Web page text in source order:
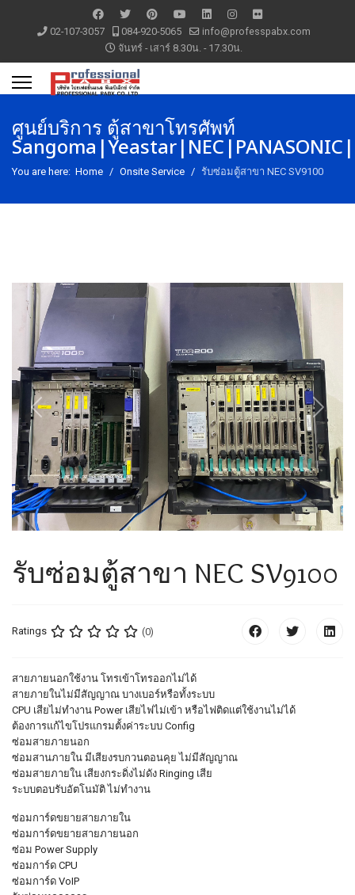
02-107-3057 084-920-5065
info@professpabx.com
จันทร์ - เสาร์ 8.30น. - 17.30น.
ศูนย์บริการ ตู้สาขาโทรศัพท์
You are here: Home Onsite Service รับซ่อมตู้สาขา NEC SV9100
Previous Next
รับซ่อมตู้สาขา NEC SV9100
Ratings (0)
สายภายนอกใช้งาน โทรเข้าโทรออกไม่ได้
สายภายในไม่มีสัญญาณ บางเบอร์หรือทั้งระบบ
CPU เสียไม่ทำงาน Power เสียไฟไม่เข้า หรือไฟติดแต่ใช้งานไม่ได้
ต้องการแก้ไขโปรแกรมตั้งค่าระบบ Config
ซ่อมสายภายนอก
ซ่อมสานภายใน มีเสียงรบกวนตอนคุย ไม่มีสัญญาณ
ซ่อมสายภายใน เสียงกระดิ่งไม่ดัง Ringing เสีย
ระบบตอบรับอัตโนมัติ ไม่ทำงาน
ซ่อมการ์ดขยายสายภายใน
ซ่อมการ์ดขยายสายภายนอก
ซ่อม Power Supply
ซ่อมการ์ด CPU
ซ่อมการ์ด VoIP